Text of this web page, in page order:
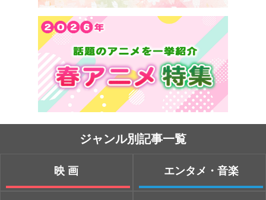
ジャンル別記事一覧
映画 エンタメ・音楽